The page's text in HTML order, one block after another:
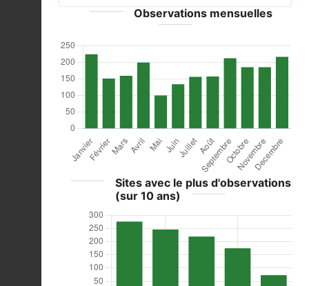
Observations mensuelles
Sites avec le plus d'observations
(sur 10 ans)